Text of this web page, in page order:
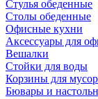
Стулья обеденные
Столы обеденные
Офисные кухни
Аксессуары для
Вешалки
Стойки для воды
Корзины для
Бювары и